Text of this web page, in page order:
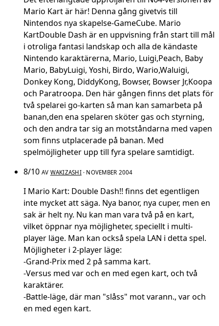
Mario Kart är här! Denna gång givetvis till
Nintendos nya skapelse-GameCube. Mario
KartDouble Dash är en uppvisning från start till mål
i otroliga fantasi landskap och alla de kändaste
Nintendo karaktärerna, Mario, Luigi,Peach, Baby
Mario, BabyLuigi, Yoshi, Birdo, Wario,Waluigi,
Donkey Kong, DiddyKong, Bowser, Bowser Jr,Koopa
och Paratroopa. Den här gången finns det plats för
två spelarei go-karten så man kan samarbeta på
banan,den ena spelaren sköter gas och styrning,
och den andra tar sig an motståndarna med vapen
som finns utplacerade på banan. Med
spelmöjligheter upp till fyra spelare samtidigt.
8/10 AV WAKIZASHI· NOVEMBER 2004
I Mario Kart: Double Dash!! finns det egentligen
inte mycket att säga. Nya banor, nya cuper, men en
sak är helt ny. Nu kan man vara två på en kart,
vilket öppnar nya möjligheter, speciellt i multi-
player läge. Man kan också spela LAN i detta spel.
Möjligheter i 2-player läge:
-Grand-Prix med 2 på samma kart.
-Versus med var och en med egen kart, och två
karaktärer.
-Battle-läge, där man "slåss" mot varann., var och
en med egen kart.